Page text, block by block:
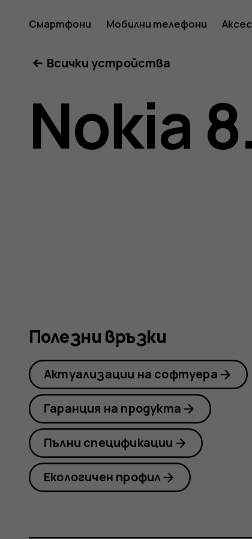
на
8.1
Смартфони Мобилни телефони
Всички устройства
Nokia
Полезни връзки
Актуализации на софтуера
Гаранция на продукта
Пълни спецификации
Екологичен профил